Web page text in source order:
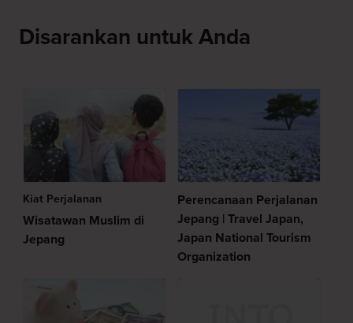
Disarankan untuk Anda
Kiat Perjalanan
Wisatawan Muslim di
Jepang
Perencanaan Perjalanan
Jepang | Travel Japan,
Japan National Tourism
Organization